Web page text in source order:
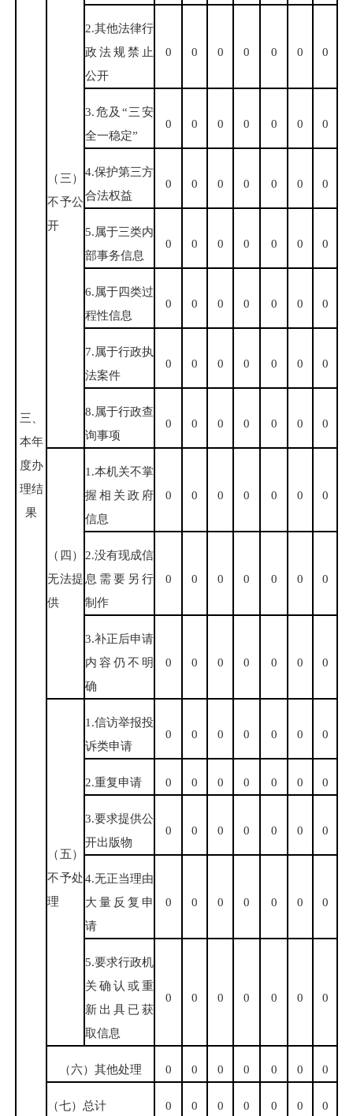
三、
本年
度办
理结
果
（三）
不予公
开
2.其他法律行
政法规禁止
公开
0 0 0 0 0 0 0
3.危及“三安
全一稳定”
0 0 0 0 0 0 0
4.保护第三方
合法权益
0 0 0 0 0 0 0
5.属于三类内
部事务信息
0 0 0 0 0 0 0
6.属于四类过
程性信息
0 0 0 0 0 0 0
7.属于行政执
法案件
0 0 0 0 0 0 0
8.属于行政查
询事项
0 0 0 0 0 0 0
（四）
无法提
供
1.本机关不掌
握相关政府
信息
0 0 0 0 0 0 0
2.没有现成信
息需要另行
制作
0 0 0 0 0 0 0
3.补正后申请
内容仍不明
确
0 0 0 0 0 0 0
（五）
不予处
理
1.信访举报投
诉类申请
0 0 0 0 0 0 0
2.重复申请 0 0 0 0 0 0 0
3.要求提供公
开出版物
0 0 0 0 0 0 0
4.无正当理由
大量反复申
请
0 0 0 0 0 0 0
5.要求行政机
关确认或重
新出具已获
取信息
0 0 0 0 0 0 0
（六）其他处理 0 0 0 0 0 0 0
（七）总计 0 0 0 0 0 0 0